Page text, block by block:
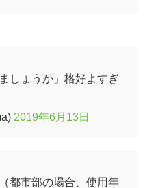
しょうか」格好よすぎ
2019年6月13日
都市部の場合、使用年